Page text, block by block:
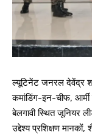
ल्यूटिनेंट जनरल देवेंद्र
कमांडिंग-इन-चीफ,
बेलगावी स्थित जूनियर
उद्देश्य प्रशिक्षण मानकों,